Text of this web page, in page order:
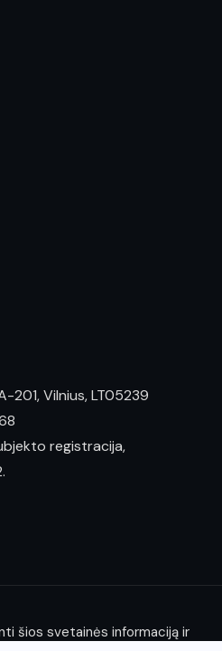
201, Vilnius, LT05239
registracija,
šios svetainės informaciją ir